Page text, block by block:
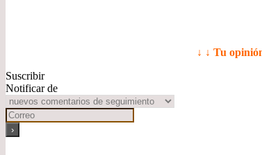
↓ ↓ Tu
Suscribir
Notificar de